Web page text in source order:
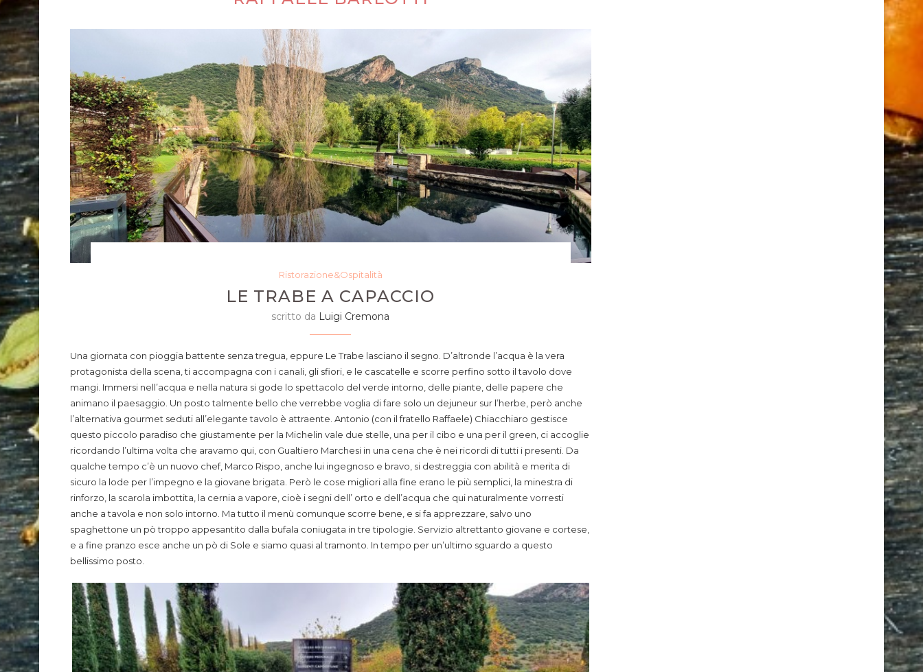
Ristorazione&Ospitalità
LE TRABE A CAPACCIO
scritto da Luigi Cremona
Una giornata con pioggia battente senza tregua, eppure Le Trabe lasciano il segno. D’altronde l’acqua è la vera
protagonista della scena, ti accompagna con i canali, gli sfiori, e le cascatelle e scorre perfino sotto il tavolo dove
mangi. Immersi nell’acqua e nella natura si gode lo spettacolo del verde intorno, delle piante, delle papere che
animano il paesaggio. Un posto talmente bello che verrebbe voglia di fare solo un dejuneur sur l’herbe, però anche
l’alternativa gourmet seduti all’elegante tavolo è attraente. Antonio (con il fratello Raffaele) Chiacchiaro gestisce
questo piccolo paradiso che giustamente per la Michelin vale due stelle, una per il cibo e una per il green, ci accoglie
ricordando l’ultima volta che aravamo qui, con Gualtiero Marchesi in una cena che è nei ricordi di tutti i presenti. Da
qualche tempo c’è un nuovo chef, Marco Rispo, anche lui ingegnoso e bravo, si destreggia con abilità e merita di
sicuro la lode per l’impegno e la giovane brigata. Però le cose migliori alla fine erano le più semplici, la minestra di
rinforzo, la scarola imbottita, la cernia a vapore, cioè i segni dell’ orto e dell’acqua che qui naturalmente vorresti
anche a tavola e non solo intorno. Ma tutto il menù comunque scorre bene, e si fa apprezzare, salvo uno
spaghettone un pò troppo appesantito dalla bufala coniugata in tre tipologie. Servizio altrettanto giovane e cortese,
e a fine pranzo esce anche un pò di Sole e siamo quasi al tramonto. In tempo per un’ultimo sguardo a questo
bellissimo posto.